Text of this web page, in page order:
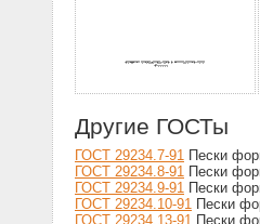
Другие ГОСТы
ГОСТ 29234.7-91 Пески
ГОСТ 29234.8-91 Пески
ГОСТ 29234.9-91 Пески
ГОСТ 29234.10-91 Пески
ГОСТ 29234.13-91 Пески